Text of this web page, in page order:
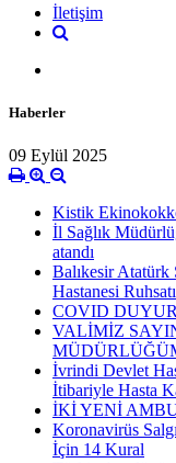
İletişim
Haberler
09 Eylül 2025
Kistik
İl Sağlık
atandı
Balıkesir Atatürk
Hastanesi
COVID
VALİMİZ
İvrindi Devlet
İtibariyle Hasta
İKİ YENİ
Koronavirüs
İçin 14 Kural